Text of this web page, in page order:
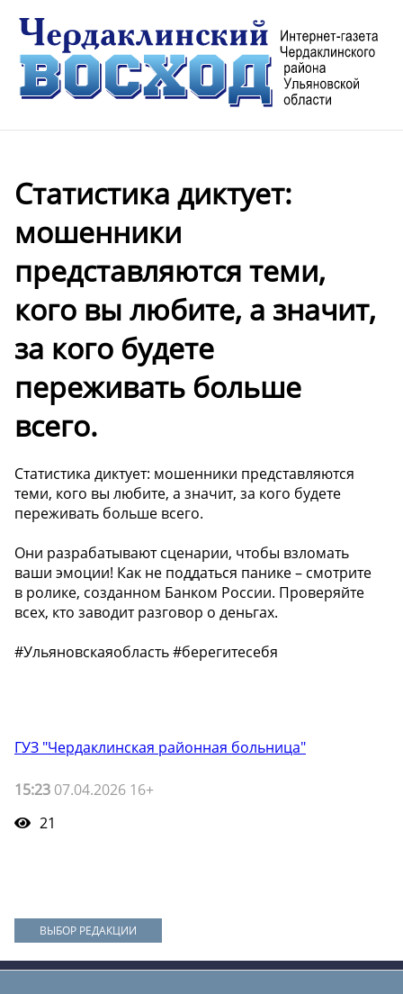
Статистика диктует:
мошенники
представляются теми,
кого вы любите, а значит,
за кого будете
переживать больше
всего.
Статистика диктует: мошенники представляются
теми, кого вы любите, а значит, за кого будете
переживать больше всего.
Они разрабатывают сценарии, чтобы взломать
ваши эмоции! Как не поддаться панике – смотрите
в ролике, созданном Банком России. Проверяйте
всех, кто заводит разговор о деньгах.
#Ульяновскаяобласть #берегитесебя
ГУЗ "Чердаклинская районная больница"
15:23 07.04.2026 16+
21
ВЫБОР РЕДАКЦИИ